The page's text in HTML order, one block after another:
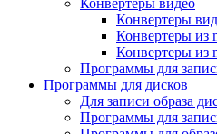
Конвертеры
Конвертеры из
Конвертеры из
Программы для
Программы для дисков
Для записи образа
Программы для